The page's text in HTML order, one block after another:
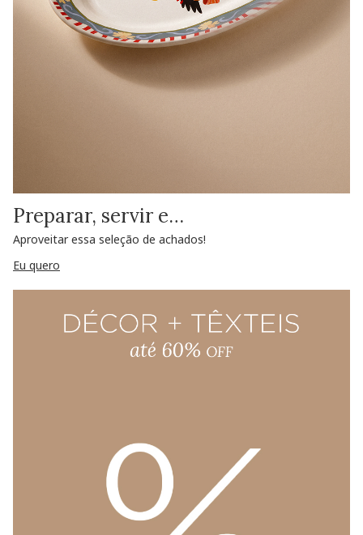
Preparar, servir e…
Aproveitar essa seleção de achados!
Eu quero